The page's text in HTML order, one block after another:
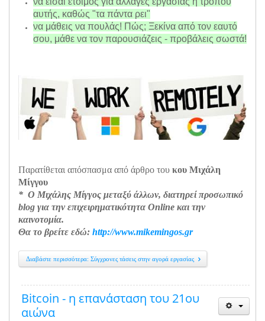
αυτής, καθώς "τα πάντα ρει"
να μάθεις να πουλάς! Πώς; Ξεκίνα από τον εαυτό
σου, μάθε να τον παρουσιάζεις - προβάλεις σωστά!
Παρατίθεται απόσπασμα από άρθρο του κου Μιχάλη
Μίγγου
* Ο Μιχάλης Μίγγος μεταξύ άλλων, διατηρεί προσωπικό
blog για την επιχειρηματικότητα Online και την
καινοτομία.
Θα το βρείτε εδώ: http://www.mikemingos.gr
Διαβάστε περισσότερα: Σύγχρονες τάσεις στην αγορά εργασίας
Bitcoin - η επανάσταση του 21ου
αιώνα